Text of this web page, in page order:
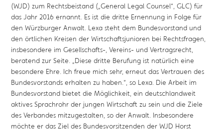
(WJD) zum Rechtsbeistand („General Legal Counsel“, GLC) für
das Jahr 2016 ernannt. Es ist die dritte Ernennung in Folge für
den Würzburger Anwalt. Lexa steht dem Bundesvorstand und
den örtlichen Kreisen der Wirtschaftsjunioren bei Rechtsfragen,
insbesondere im Gesellschafts-, Vereins- und Vertragsrecht,
beratend zur Seite. „Diese dritte Berufung ist natürlich eine
besondere Ehre. Ich freue mich sehr, erneut das Vertrauen des
Bundesvorstands erhalten zu haben.“, so Lexa. Die Arbeit im
Bundesvorstand bietet die Möglichkeit, ein deutschlandweit
aktives Sprachrohr der jungen Wirtschaft zu sein und die Ziele
des Verbandes mitzugestalten, so der Anwalt. Insbesondere
möchte er das Ziel des Bundesvorsitzenden der WJD Horst